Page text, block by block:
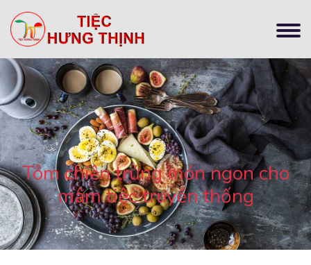
Tôm chiên trứng món ngon cho
mâm tiệc truyền thống